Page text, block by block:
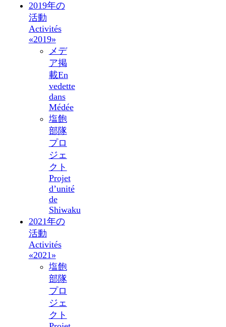
2019年の
活動
Activités
«2019»
メデ
ア掲
載En
vedette
dans
Médée
塩飽
部隊
プロ
ジェ
クト
Projet
d’unité
de
Shiwaku
2021年の
活動
Activités
«2021»
塩飽
部隊
プロ
ジェ
クト